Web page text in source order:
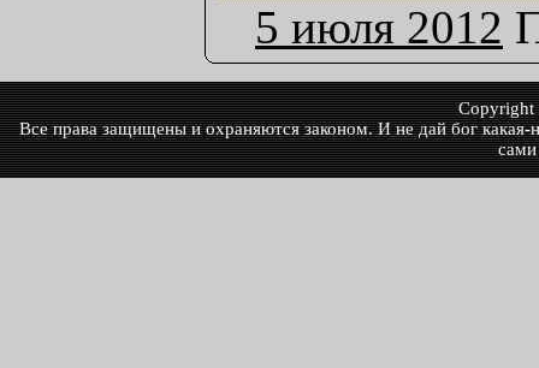
5 июля 2012
Все права защищены и охраняются законом. И не дай бог какая-
сами